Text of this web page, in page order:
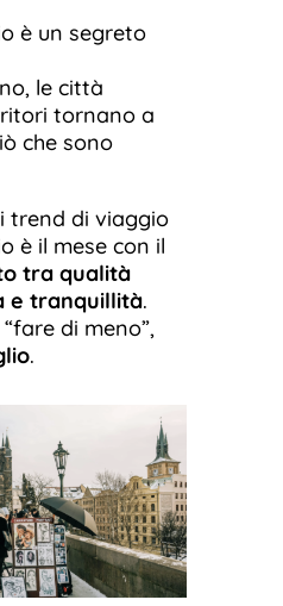
è un segreto
le città
tornano a
che sono
trend di viaggio
è il mese con il
tra qualità
e tranquillità.
di meno”,
.